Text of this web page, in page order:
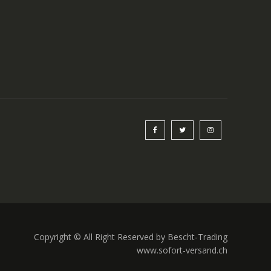
Copyright © All Right Reserved by Bescht-Trading
www.sofort-versand.ch